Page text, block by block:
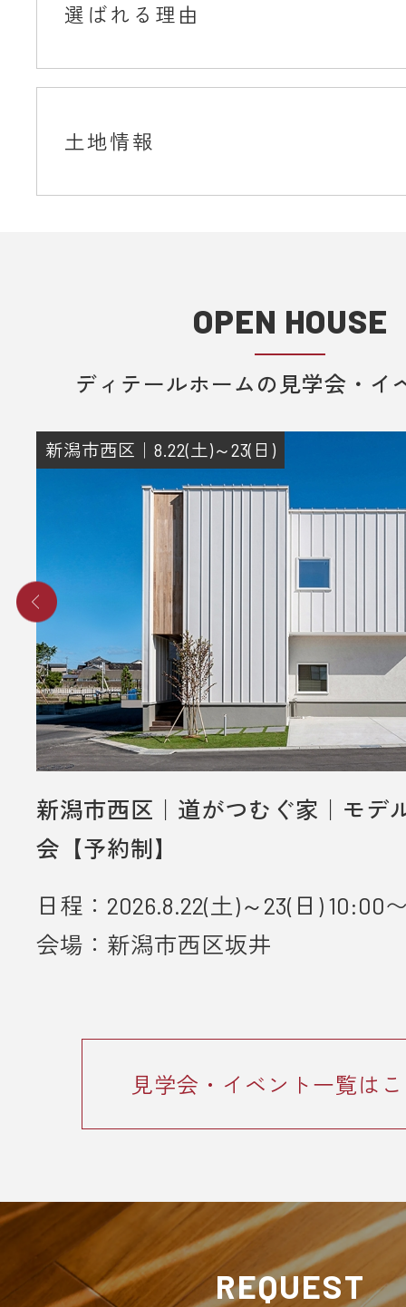
選ばれる理由
土地情報
OPEN HOUSE
ディテールホームの見学会・イ
新潟市西区｜8.22(土)～23(日)
新潟市西区｜道がつむぐ家｜モデ
会【予約制】
日程：2026.8.22(土)～23(日) 10:00
会場：新潟市西区坂井
見学会・イベント一覧は
REQUEST